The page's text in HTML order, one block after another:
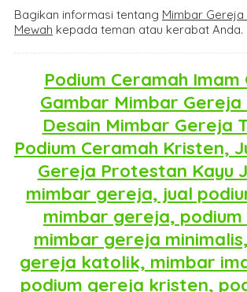
Bagikan informasi tentang Mimbar
Mewah kepada teman atau kerabat Anda.
Podium Ceramah Imam
Gambar Mimbar
Desain Mimbar Gereja
Podium Ceramah Kristen,
Gereja Protestan Kayu
mimbar gereja, jual
mimbar gereja,
mimbar gereja
gereja katolik, mimbar
podium gereja kristen,